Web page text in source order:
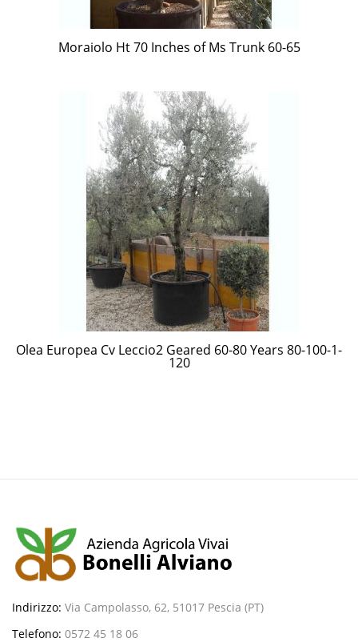
Moraiolo Ht 70 Inches of Ms Trunk 60-65
Olea Europea Cv Leccio2 Geared 60-80 Years 80-100-1-
120
Indirizzo: Via Campolasso, 62, 51017 Pescia (PT)
Telefono: 0572 45 18 06